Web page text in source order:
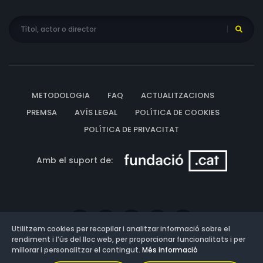
METODOLOGIA FAQ
ACTUALITZACIONS
PREMSA
AVÍS LEGAL
POLÍTICA DE COOKIES
POLÍTICA DE PRIVACITAT
Amb el suport de:
Utilitzem cookies per recopilar i analitzar informació sobre el
rendiment i l’ús del lloc web, per proporcionar funcionalitats i per
millorar i personalitzar el contingut. Més informació